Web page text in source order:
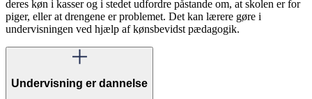
deres køn i kasser og i stedet udfordre påstande om, at skolen er for
piger, eller at drengene er problemet. Det kan lærere gøre i
undervisningen ved hjælp af kønsbevidst pædagogik.
Undervisning er dannelse